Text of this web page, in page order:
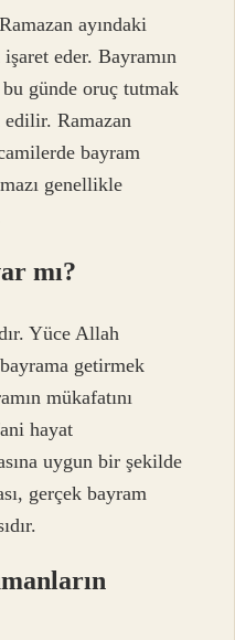
ayındaki
eder. Bayramın
günde oruç tutmak
Ramazan
bayram
genellikle
mı?
Yüce Allah
getirmek
mükafatını
hayat
uygun bir şekilde
gerçek bayram